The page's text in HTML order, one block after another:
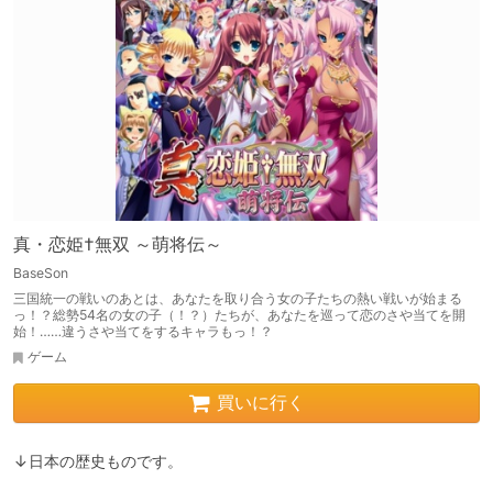
真・恋姫†無双 ～萌将伝～
BaseSon
三国統一の戦いのあとは、あなたを取り合う女の子たちの熱い戦いが始まる
っ！？総勢54名の女の子（！？）たちが、あなたを巡って恋のさや当てを開
始！……違うさや当てをするキャラもっ！？
ゲーム
買いに行く
↓日本の歴史ものです。